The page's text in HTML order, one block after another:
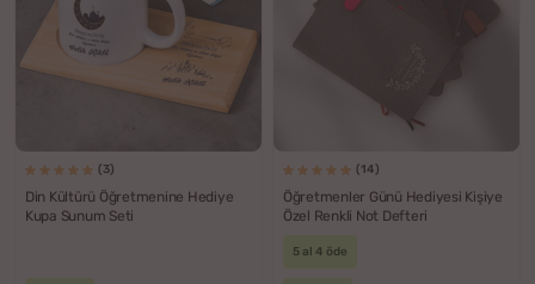
(3)
Din Kültürü Öğretmenine Hediye
Kupa Sunum Seti
(14)
Öğretmenler Günü Hediyesi Kişiye
Özel Renkli Not Defteri
5 al 4 öde